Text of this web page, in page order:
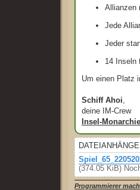
Allianzen
Jede
Jeder
14 Inseln
Um einen Platz
Schiff Ahoi,
deine IM-Crew
Insel-
DATEIANHÄNGE
(374.05 KiB)
Programmierer